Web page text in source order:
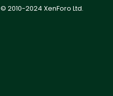
© 2010-2024 XenForo Ltd.